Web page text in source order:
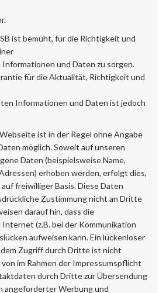
ist bemüht, für die Richtigkeit und
und Daten zu sorgen.
für die Aktualität, Richtigkeit und
Informationen und Daten ist jedoch
ist in der Regel ohne Angabe
möglich. Soweit auf unseren
Daten (beispielsweise Name,
erhoben werden, erfolgt dies,
freiwilliger Basis. Diese Daten
Zustimmung nicht an Dritte
darauf hin, dass die
(z.B. bei der Kommunikation
aufweisen kann. Ein lückenloser
Zugriff durch Dritte ist nicht
im Rahmen der Impressumspflicht
durch Dritte zur Übersendung
angeforderter Werbung und